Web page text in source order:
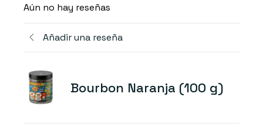
Aún no hay reseñas
Añadir una reseña
Bourbon Naranja (100 g)